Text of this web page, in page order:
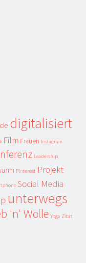
digitalisiert
Film Frauen Instagram
Leadership
Pinterest Projekt
Social Media
unterwegs
'n' Wolle Yoga Zitat